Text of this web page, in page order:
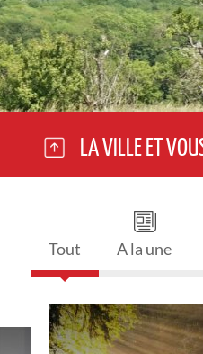
LA VILLE ET
Tout A la une
DU JEUDI 16